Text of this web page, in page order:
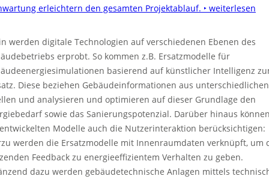
erleichtern den gesamten Projektablauf. ‣ weiterlesen
werden digitale Technologien auf verschiedenen Ebenen des
erprobt. So kommen z.B. Ersatzmodelle für
basierend auf künstlicher Intelligenz
Diese beziehen Gebäudeinformationen aus unterschiedlichen
und analysieren und optimieren auf dieser Grundlage den
sowie das Sanierungspotenzial. Darüber hinaus
Modelle auch die Nutzerinteraktion berücksichtigen:
werden die Ersatzmodelle mit Innenraumdaten verknüpft, um
Feedback zu energieeffizientem Verhalten zu geben.
dazu werden gebäudetechnische Anlagen mittels